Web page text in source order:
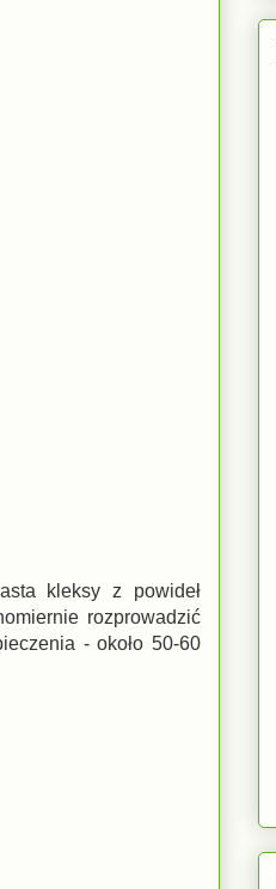
kleksy z powideł
rozprowadzić
- około 50-60